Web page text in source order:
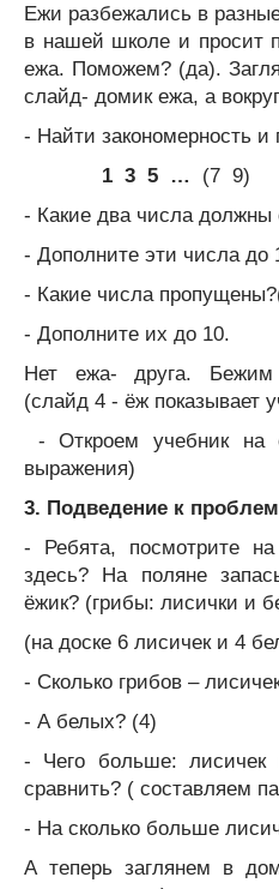
Ежи разбежались в
в нашей школе и просит
ежа. Поможем? (да).
слайд- домик ежа, а
- Найти закономерность и
1 3 5 … (7 9)
- Какие два числа должны
- Дополните эти числа до
- Какие числа
- Дополните их до 10.
Нет ежа- друга.
(слайд 4 - ёж показывает
- Откроем учебник
выражения)
3. Подведение к
- Ребята, посмотрите
здесь? На поляне
ёжик? (грибы: лисички и
(на доске 6 лисичек и 4
- Сколько грибов –
- А белых? (4)
- Чего больше:
сравнить? ( составляем
- На сколько больше
А теперь заглянем в